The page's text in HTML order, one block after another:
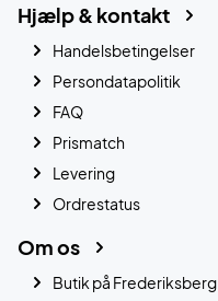
Hjælp & kontakt
Handelsbetingelser
Persondatapolitik
FAQ
Prismatch
Levering
Ordrestatus
Om os
Butik på Frederiksberg